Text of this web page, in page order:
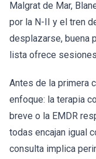
Malgrat de Mar,
por la N-II y el tren
desplazarse, buena
lista ofrece
Antes de la primera
enfoque: la terapia
breve o la EMDR
todas encajan igual
consulta implica